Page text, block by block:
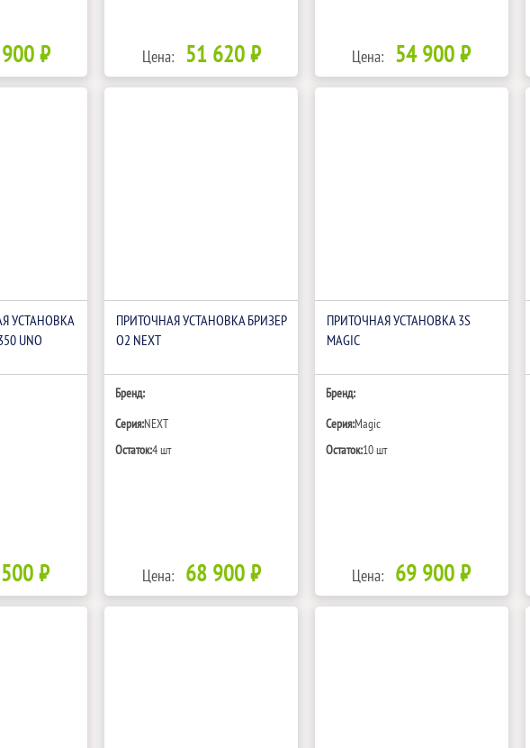
₽ Цена: 51 620 ₽ Цена: 54 900 ₽
УСТАНОВКА
UNO
₽
ПРИТОЧНАЯ УСТАНОВКА БРИЗЕР
О2 NEXT
Бренд:
Серия:NEXT
Остаток:4 шт
Цена: 68 900 ₽
ПРИТОЧНАЯ УСТАНОВКА 3S
MAGIC
Бренд:
Серия:Magic
Остаток:10 шт
Цена: 69 900 ₽